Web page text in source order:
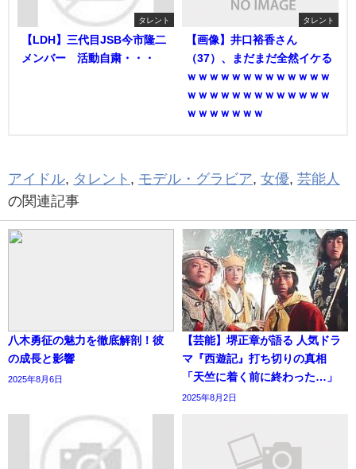
タレント
【LDH】三代目JSB今市隆二
メンバー 活動自粛・・・
タレント
【画像】井口裕香さん
（37）、まだまだ全然イケる
ｗｗｗｗｗｗｗｗｗｗｗｗｗ
ｗｗｗｗｗｗｗｗｗｗｗｗｗ
ｗｗｗｗｗｗｗ
アイドル, タレント , モデル・グラビア, 女優, 芸能人
の関連記事
八木勇征の魅力を徹底解剖！彼
の成長と影響
2025年8月6日
【芸能】堺正章が語る 人気ドラ
マ『西遊記』打ち切りの真相
「天竺に着く前に終わった…」
2025年8月2日